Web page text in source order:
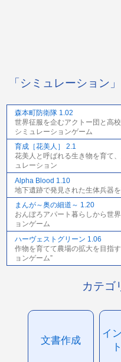
「シミュレーション
森本町防衛隊 1.02
世界征服を企むアクトー団と高
シミュレーションゲーム
育成［花美人］ 2.1
花美人と呼ばれる生き物を育て
ュレーション
Alpha Blood 1.10
地下遺跡で発見された生体兵器
まんが～奥の細道～ 1.20
おんぼろアパート暮らしから世
ョンゲーム
ハーヴェストグリーン 1.06
作物を育てて農場の拡大を目指
ョンゲーム”
カテゴ
文書作成
イ